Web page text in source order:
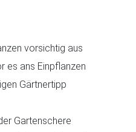
vorsichtig aus
es ans Einpflanzen
Gärtnertipp
Gartenschere